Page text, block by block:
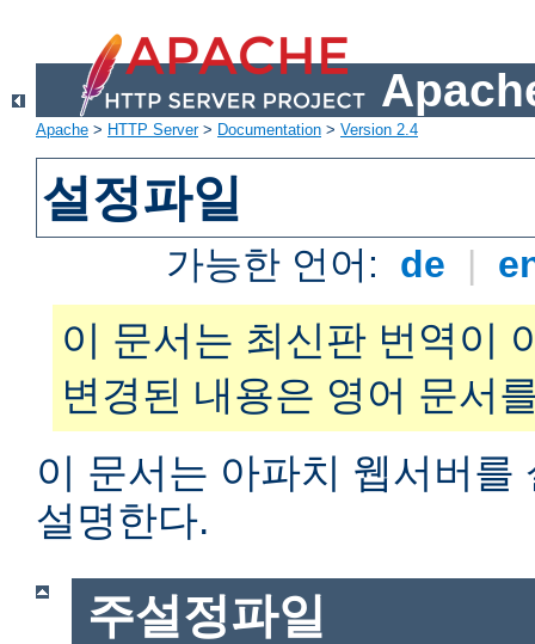
Apache > HTTP Server> Documentation > Version 2.4
설정파일
가능한 언어: de |
이 문서는 최신판 번역이
변경된 내용은 영어 문서
이 문서는 아파치 웹서버를
설명한다.
주설정파일